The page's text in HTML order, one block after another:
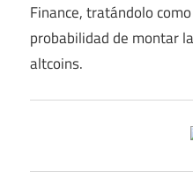
Finance, tratándolo
probabilidad de montar
altcoins.